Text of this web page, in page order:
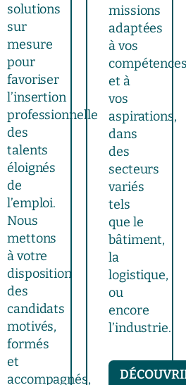
solutions
sur
mesure
pour
favoriser
l’insertion
professionnelle
des
talents
éloignés
de
l’emploi.
Nous
mettons
à votre
disposition
des
candidats
motivés,
formés
et
accompagnés,
missions
adaptées
à vos
et à
vos
aspirations,
dans
des
secteurs
variés
tels
que le
bâtiment,
la
logistique,
ou
encore
l’industrie.